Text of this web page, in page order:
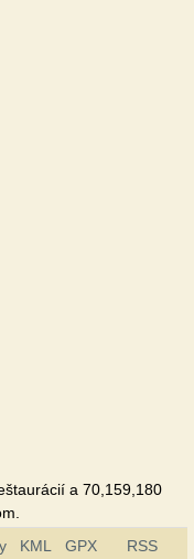
a 70,159,180
KML GPX RSS